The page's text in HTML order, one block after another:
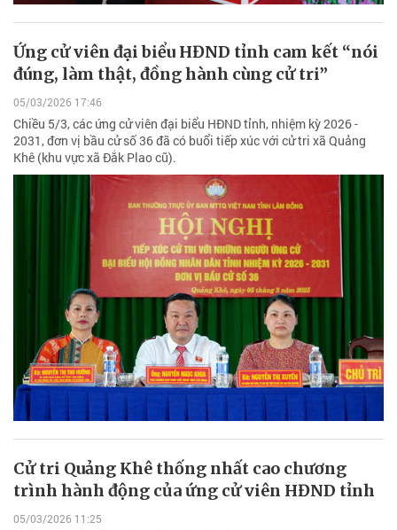
Ứng cử viên đại biểu HĐND tỉnh cam kết “nói
đúng, làm thật, đồng hành cùng cử tri”
05/03/2026 17:46
Chiều 5/3, các ứng cử viên đại biểu HĐND tỉnh, nhiệm kỳ 2026 -
2031, đơn vị bầu cử số 36 đã có buổi tiếp xúc với cử tri xã Quảng
Khê (khu vực xã Đắk Plao cũ).
Cử tri Quảng Khê thống nhất cao chương
trình hành động của ứng cử viên HĐND tỉnh
05/03/2026 11:25